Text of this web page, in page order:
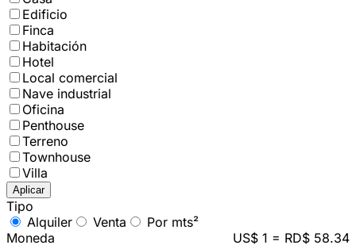
Edificio
Finca
Habitación
Hotel
Local comercial
Nave industrial
Oficina
Penthouse
Terreno
Townhouse
Villa
Aplicar
Tipo
Alquiler
Venta
Por mts²
Moneda
US$ 1 = RD$ 58.34